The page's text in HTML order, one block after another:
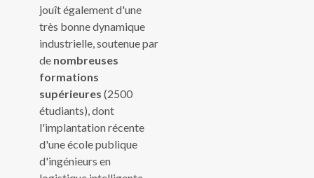
jouît également d'une
très bonne dynamique
industrielle, soutenue par
de nombreuses
formations
supérieures (2500
étudiants), dont
l'implantation récente
d'une école publique
d'ingénieurs en